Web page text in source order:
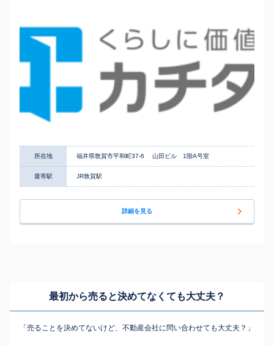
所在地 福井県敦賀市平和町37-6 山田ビル 1階A号室
最寄駅 JR敦賀駅
詳細を見る
最初から売ると決めてなくても大丈夫？
「売ることを決めてないけど、不動産会社に問い合わせても大丈夫？」